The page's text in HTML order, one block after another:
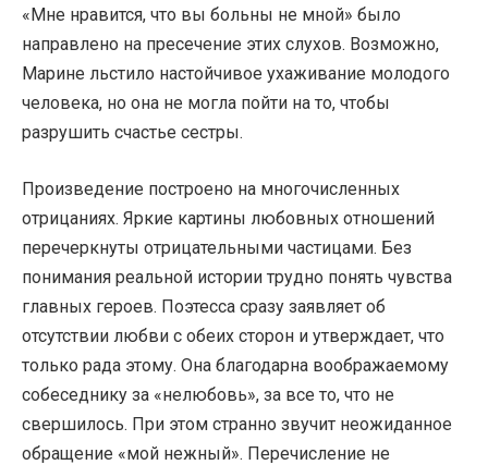
«Мне нравится, что вы больны не мной» было
направлено на пресечение этих слухов. Возможно,
Марине льстило настойчивое ухаживание молодого
человека, но она не могла пойти на то, чтобы
разрушить счастье сестры.
Произведение построено на многочисленных
отрицаниях. Яркие картины любовных отношений
перечеркнуты отрицательными частицами. Без
понимания реальной истории трудно понять чувства
главных героев. Поэтесса сразу заявляет об
отсутствии любви с обеих сторон и утверждает, что
только рада этому. Она благодарна воображаемому
собеседнику за «нелюбовь», за все то, что не
свершилось. При этом странно звучит неожиданное
обращение «мой нежный». Перечисление не